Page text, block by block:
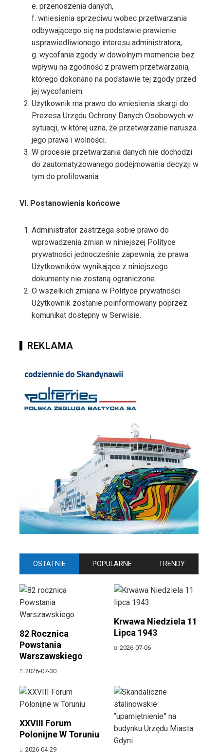
e. przenoszenia danych,
f. wniesienia sprzeciwu wobec przetwarzania
odbywającego się na podstawie prawienie
usprawiedliwionego interesu administratora,
g. wycofania zgody w dowolnym momencie bez
wpływu na zgodność z prawem przetwarzania,
którego dokonano na podstawie tej zgody przed
jej wycofaniem.
Użytkownik ma prawo do wniesienia skargi do
Prezesa Urzędu Ochrony Danych Osobowych w
sytuacji, w której uzna, że przetwarzanie narusza
jego prawa i wolności.
W procesie przetwarzania danych nie dochodzi
do zautomatyzowanego podejmowania decyzji w
tym do profilowania.
VI. Postanowienia końcowe
Administrator zastrzega sobie prawo do
wprowadzenia zmian w niniejszej Polityce
prywatności jednocześnie zapewnia, że prawa
Użytkowników wynikające z niniejszego
dokumenty nie zostaną ograniczone.
O wszelkich zmiana w Polityce prywatności
Użytkownik zostanie poinformowany poprzez
komunikat dostępny w Serwisie.
REKLAMA
OSTATNIE POPULARNE TRENDY
82 Rocznica
Powstania
Warszawskiego
2026-07-30
Krwawa Niedziela 11
Lipca 1943
2026-07-06
XXVIII Forum
Polonijne W Toruniu
2026-04-29